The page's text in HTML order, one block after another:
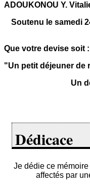
ADOUKONOU Y.
Soutenu le samedi
Que votre devise soit :
"Un petit déjeuner de
Un
Dédicace
Je dédie ce
affectés par